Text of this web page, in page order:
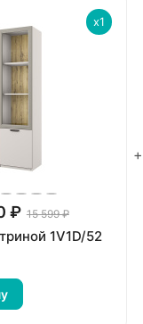
x1
+
₽ 15 599 ₽
1V1D/52